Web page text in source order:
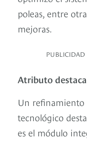
poleas, entre
mejoras.
PUBLICIDAD
Atributo
Un refinamiento
tecnológico
es el módulo